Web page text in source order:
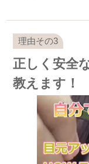
正しく安全
教えます！